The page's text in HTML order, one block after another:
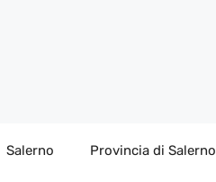
Salerno Provincia di Salerno